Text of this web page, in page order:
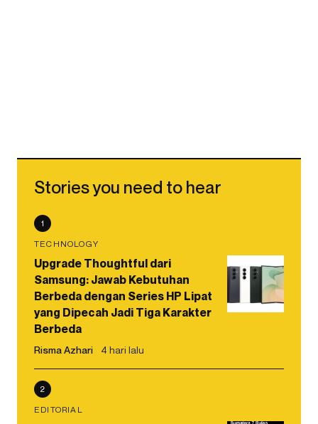
Stories you need to hear
1
TECHNOLOGY
Upgrade Thoughtful dari
Samsung: Jawab Kebutuhan
Berbeda dengan Series HP Lipat
yang Dipecah Jadi Tiga Karakter
Berbeda
Risma Azhari 4 hari lalu
2
EDITORIAL